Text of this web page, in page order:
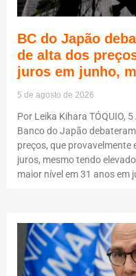
BC do Japão
de alta dos
juros em junho,
5 de agosto de 2026
Por Leika Kihara TÓQUIO,
Banco do Japão
preços, que
juros, mesmo tendo
maior nível em 31 anos em